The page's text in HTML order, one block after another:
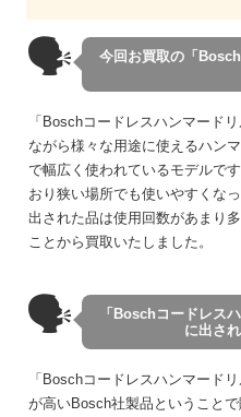
🗣
今回お買取の「
「Boschコードレスハンマード
ながら様々な用途に使えるハン
で幅広く使われているモデルで
おり狭い場所でも使いやすくな
出された品は使用回数があまり
ことから買取いたしました。
🗣
「Boschコードレス
に出さ
「Boschコードレスハンマード
が高いBosch社製品ということ